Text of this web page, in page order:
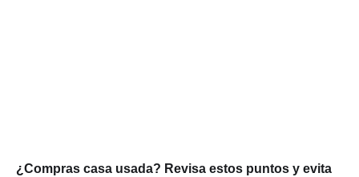
¿Compras casa usada? Revisa estos puntos y evita